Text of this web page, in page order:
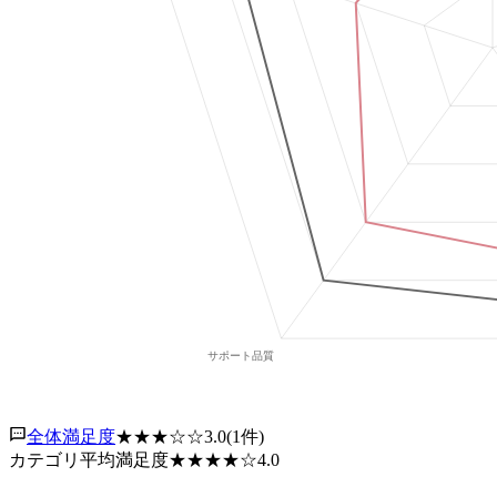
全体満足度★★★☆☆3.0(1件)
カテゴリ平均満足度★★★★☆4.0